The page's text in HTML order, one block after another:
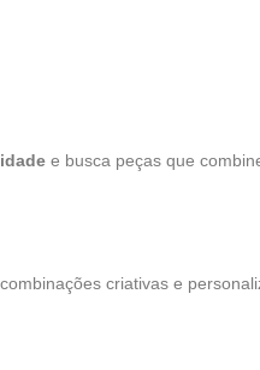
e busca peças que
criativas e